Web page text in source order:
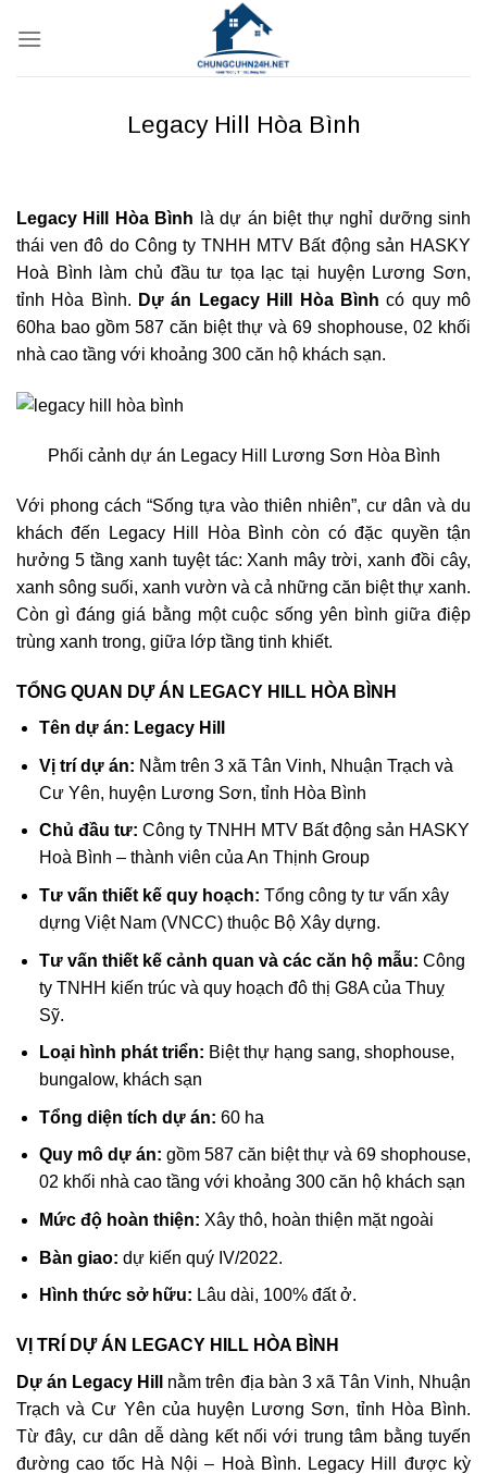
qua
Legacy Hill Hòa Bình
Legacy Hill Hòa Bình là dự án biệt thự nghỉ dưỡng sinh
thái ven đô do Công ty TNHH MTV Bất động sản HASKY
Hoà Bình làm chủ đầu tư tọa lạc tại huyện Lương Sơn,
tỉnh Hòa Bình. Dự án Legacy Hill Hòa Bình có quy mô
60ha bao gồm 587 căn biệt thự và 69 shophouse, 02 khối
nhà cao tầng với khoảng 300 căn hộ khách sạn.
Phối cảnh dự án Legacy Hill Lương Sơn Hòa Bình
Với phong cách “Sống tựa vào thiên nhiên”, cư dân và du
khách đến Legacy Hill Hòa Bình còn có đặc quyền tận
hưởng 5 tầng xanh tuyệt tác: Xanh mây trời, xanh đồi cây,
xanh sông suối, xanh vườn và cả những căn biệt thự xanh.
Còn gì đáng giá bằng một cuộc sống yên bình giữa điệp
trùng xanh trong, giữa lớp tầng tinh khiết.
TỔNG QUAN DỰ ÁN LEGACY HILL HÒA BÌNH
Tên dự án: Legacy Hill
Vị trí dự án: Nằm trên 3 xã Tân Vinh, Nhuận Trạch và
Cư Yên, huyện Lương Sơn, tỉnh Hòa Bình
Chủ đầu tư: Công ty TNHH MTV Bất động sản HASKY
Hoà Bình – thành viên của An Thịnh Group
Tư vấn thiết kế quy hoạch: Tổng công ty tư vấn xây
dựng Việt Nam (VNCC) thuộc Bộ Xây dựng.
Tư vấn thiết kế cảnh quan và các căn hộ mẫu: Công
ty TNHH kiến trúc và quy hoạch đô thị G8A của Thuỵ
Sỹ.
Loại hình phát triển: Biệt thự hạng sang, shophouse,
bungalow, khách sạn
Tổng diện tích dự án: 60 ha
Quy mô dự án: gồm 587 căn biệt thự và 69 shophouse,
02 khối nhà cao tầng với khoảng 300 căn hộ khách sạn
Mức độ hoàn thiện: Xây thô, hoàn thiện mặt ngoài
Bàn giao: dự kiến quý IV/2022.
Hình thức sở hữu: Lâu dài, 100% đất ở.
VỊ TRÍ DỰ ÁN LEGACY HILL HÒA BÌNH
Dự án Legacy Hill
nằm trên địa bàn 3 xã Tân Vinh, Nhuận
Trạch và Cư Yên của huyện Lương Sơn, tỉnh Hòa Bình.
Từ đây, cư dân dễ dàng kết nối với trung tâm bằng tuyến
đường cao tốc Hà Nội – Hoà Bình. Legacy Hill được kỳ